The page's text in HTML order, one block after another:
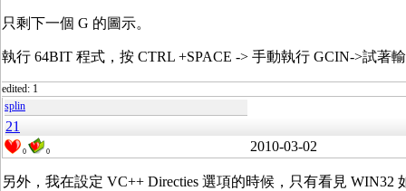
只剩下一個 G 的圖示。
執行 64BIT 程式，按 CTRL +SPACE -> 手動執行 GCIN->試著
edited: 1
splin
21
0 0 2010-03-02
另外，我在設定 VC++ Directies 選項的時候，只有看見 WIN32